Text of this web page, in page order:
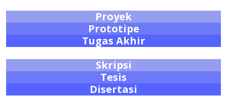
Proyek
Prototipe
Tugas Akhir
Skripsi
Tesis
Disertasi